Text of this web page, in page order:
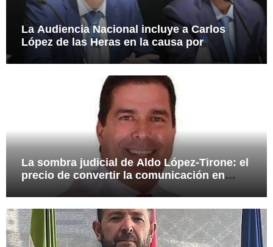
La Audiencia Nacional incluye a Carlos
López de las Heras en la causa por
presuntas irregularidades en el rescate de
112,8 millones a Tubos Reunidos
La sombra judicial de Aldo López-Tirone: el
precio de convertir la comunicación en